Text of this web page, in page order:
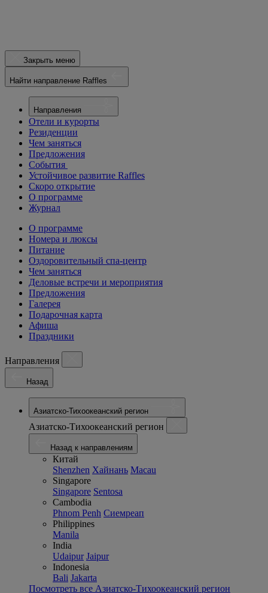
Закрыть меню
Найти направление Raffles
Направления
Отели и курорты
Резиденции
Чем заняться
Предложения
События
Устойчивое развитие Raffles
Скоро открытие
О программе
Журнал
О программе
Номера и люксы
Питание
Оздоровительный спа-центр
Чем заняться
Деловые встречи и мероприятия
Предложения
Галерея
Подарочная карта
Афиша
Праздники
Направления
Назад
Азиатско-Тихоокеанский регион
Азиатско-Тихоокеанский регион
Назад к направлениям
Китай
Shenzhen Хайнань Macau
Singapore
Singapore Sentosa
Cambodia
Phnom Penh Сиемреап
Philippines
Manila
India
Udaipur Jaipur
Indonesia
Bali Jakarta
Посмотреть все Азиатско-Тихоокеанский регион